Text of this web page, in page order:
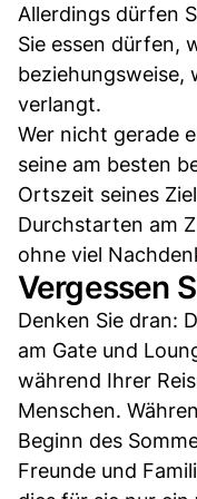
Allerdings dürfen
Sie essen dürfen,
beziehungsweise,
verlangt.
Wer nicht gerade
seine am besten
Ortszeit seines
Durchstarten am
ohne viel
Vergessen
Denken Sie dran:
am Gate und
während Ihrer
Menschen.
Beginn des
Freunde und